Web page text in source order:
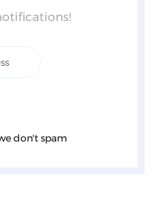
don't spam